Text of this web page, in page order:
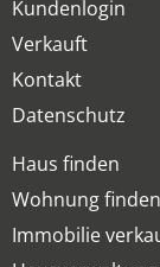
Kundenlogin
Verkauft
Kontakt
Datenschutz
Haus finden
Wohnung finden
Immobilie